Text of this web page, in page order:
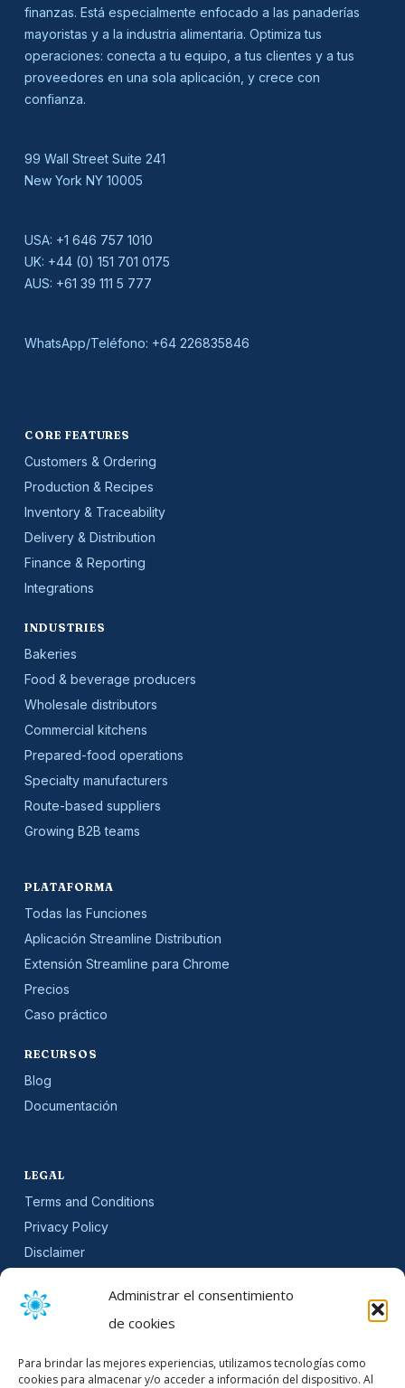
Administrar el consentimiento
de cookies
Para brindar las mejores experiencias, utilizamos tecnologías como
cookies para almacenar y/o acceder a información del dispositivo. Al
finanzas. Está especialmente enfocado a las panaderías
mayoristas y a la industria alimentaria. Optimiza tus
operaciones: conecta a tu equipo, a tus clientes y a tus
proveedores en una sola aplicación, y crece con
confianza.
99 Wall Street Suite 241
New York NY 10005
USA: +1 646 757 1010
UK: +44 (0) 151 701 0175
AUS: +61 39 111 5 777
WhatsApp/Teléfono: +64 226835846
CORE FEATURES
Customers & Ordering
Production & Recipes
Inventory & Traceability
Delivery & Distribution
Finance & Reporting
Integrations
INDUSTRIES
Bakeries
Food & beverage producers
Wholesale distributors
Commercial kitchens
Prepared-food operations
Specialty manufacturers
Route-based suppliers
Growing B2B teams
PLATAFORMA
Todas las Funciones
Aplicación Streamline Distribution
Extensión Streamline para Chrome
Precios
Caso práctico
RECURSOS
Blog
Documentación
LEGAL
Terms and Conditions
Privacy Policy
Disclaimer
Cookie Policy (EU)
Get software updates and practical tips.